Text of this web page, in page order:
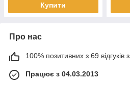
Купити
Про нас
100% позитивних з 69 відгуків
Працює з 04.03.2013